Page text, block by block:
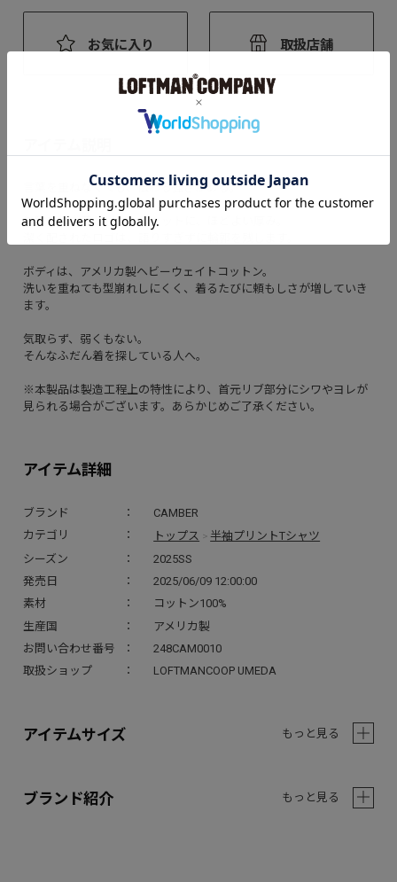
お気に入り 取扱店舗
アイテム詳細
ブランド
CAMBER
カテゴリ
トップス >半袖プリントTシャツ
シーズン
2025SS
発売日
2025/06/09 12:00:00
素材
コットン100%
生産国
アメリカ製
お問い合わせ番号
248CAM0010
取扱ショップ
LOFTMANCOOP UMEDA
言葉を重ねなくても、伝わる強さがある。
無駄を削ぎ落としたシルエットに、ほどよい厚み。
ボディは、アメリカ製ヘビーウェイトコットン。
洗いを重ねても型崩れしにくく、着るたびに頼もしさが増していき
ます。
気取らず、弱くもない。
そんなふだん着を探している人へ。
※本製品は製造工程上の特性により、首元リブ部分にシワやヨレが
見られる場合がございます。あらかじめご了承ください。
アイテムサイズ もっと見る
ブランド紹介 もっと見る